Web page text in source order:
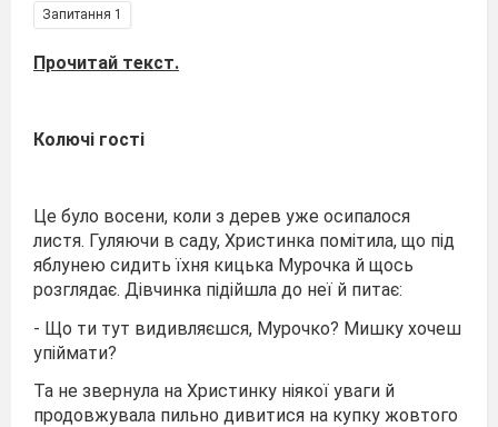
Запитання 1
Прочитай текст.
Колючі гості
Це було восени, коли з дерев уже осипалося
листя. Гуляючи в саду, Христинка помітила, що під
яблунею сидить їхня кицька Мурочка й щось
розглядає. Дівчинка підійшла до неї й питає:
- Що ти тут видивляєшся, Мурочко? Мишку хочеш
упіймати?
Та не звернула на Христинку ніякої уваги й
продовжувала пильно дивитися на купку жовтого